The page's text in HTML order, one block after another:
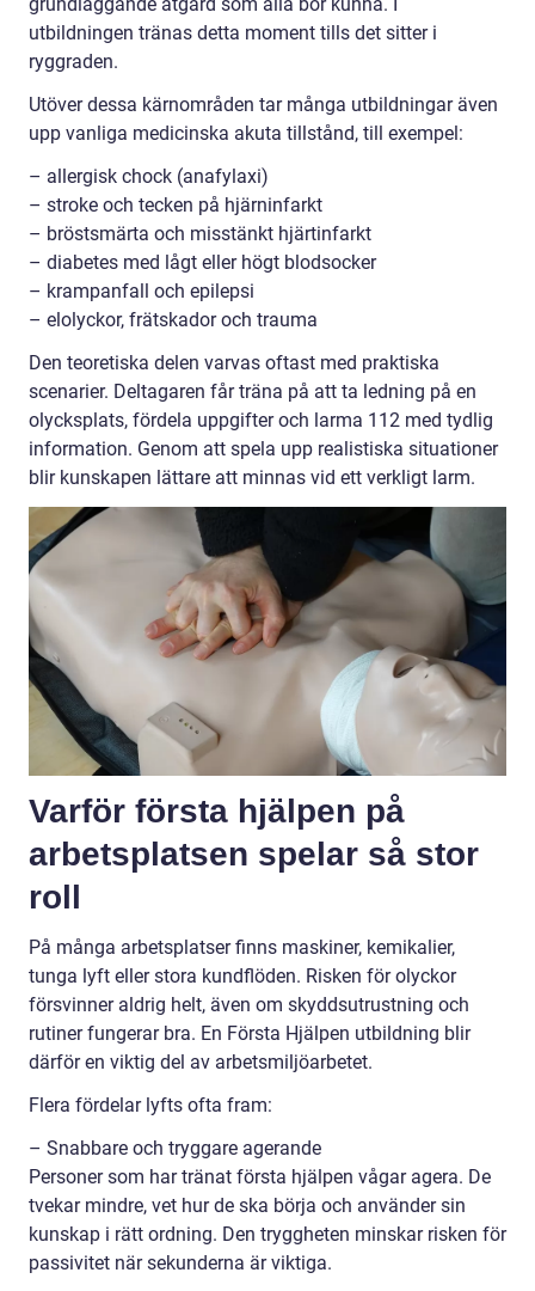
utbildningen tränas detta moment tills det sitter i
ryggraden.
Utöver dessa kärnområden tar många utbildningar även
upp vanliga medicinska akuta tillstånd, till exempel:
– allergisk chock (anafylaxi)
– stroke och tecken på hjärninfarkt
– bröstsmärta och misstänkt hjärtinfarkt
– diabetes med lågt eller högt blodsocker
– krampanfall och epilepsi
– elolyckor, frätskador och trauma
Den teoretiska delen varvas oftast med praktiska
scenarier. Deltagaren får träna på att ta ledning på en
olycksplats, fördela uppgifter och larma 112 med tydlig
information. Genom att spela upp realistiska situationer
blir kunskapen lättare att minnas vid ett verkligt larm.
Varför första hjälpen på
arbetsplatsen spelar så stor
roll
På många arbetsplatser finns maskiner, kemikalier,
tunga lyft eller stora kundflöden. Risken för olyckor
försvinner aldrig helt, även om skyddsutrustning och
rutiner fungerar bra. En Första Hjälpen utbildning blir
därför en viktig del av arbetsmiljöarbetet.
Flera fördelar lyfts ofta fram:
– Snabbare och tryggare agerande
Personer som har tränat första hjälpen vågar agera. De
tvekar mindre, vet hur de ska börja och använder sin
kunskap i rätt ordning. Den tryggheten minskar risken för
passivitet när sekunderna är viktiga.